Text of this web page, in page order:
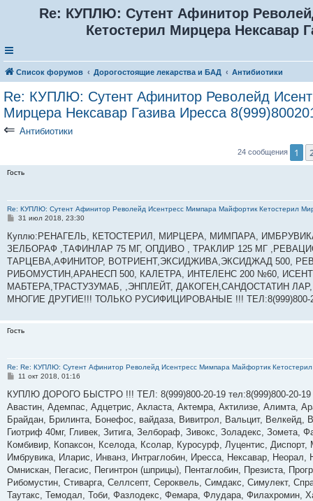
Re: КУПЛЮ: Сутент Афинитор
Кетостерил Мирцера Нексавар
Список форумов Дорогостоящие лекарства и БАД Антибиотики
Re: КУПЛЮ: Сутент Афинитор Револейд
Мирцера Нексавар Газива Иресса
⇐ Антибиотики
24 сообщения 1
Гость
Re: КУПЛЮ: Сутент Афинитор Револейд Исентресс Мимпара Майфортик Кетостерил
С
о
б
щ
е
и
е
31 июл 2018, 23:30
Куплю:РЕНАГЕЛЬ, КЕТОСТЕРИЛ, МИРЦЕРА, МИМПАРА,
ЗЕЛБОРАФ ,ТАФИНЛАР 75 МГ, ОПДИВО , ТРАКЛИР 125 МГ
ТАРЦЕВА,АФИНИТОР, ВОТРИЕНТ,ЭКСИДЖИВА,ЭКСИДЖАД 500,
РИБОМУСТИН,АРАНЕСП 500, КАЛЕТРА, ИНТЕЛЕНС 200 №60,
МАБТЕРА,ТРАСТУЗУМАБ, ,ЭНПЛЕЙТ, ДАКОГЕН,САНДОСТАТИН
МНОГИЕ ДРУГИЕ!!! ТОЛЬКО РУСИФИЦИРОВАНЫЕ !!! ТЕЛ:8(999)800-
Гость
Re: Re: КУПЛЮ: Сутент Афинитор Револейд Исентресс Мимпара Майфортик
С
о
щ
е
и
е
11 окт 2018, 01:16
КУПЛЮ ДОРОГО БЫСТРО !!! ТЕЛ: 8(999)800-20-19 тел:8(999)800-20-19
Авастин, Адемпас, Адцетрис, Акласта, Актемра, Актилизе, Алимта,
Брайдан, Брилинта, Бонефос, вайдаза, Вивитрол, Вальцит, Велкейд,
Гиотриф 40мг, Гливек, Зитига, Зелбораф, Зивокс, Золадекс, Зомета,
Комбивир, Копаксон, Кселода, Ксолар, Куросурф, Луцентис,
Имбрувика, Иларис, Инванз, Интраглобин, Иресса, Нексавар,
Омнискан, Пегасис, Пегинтрон (шприцы), Пентаглобин, Презиста,
Рибомустин, Стиварга, Селлсепт, Сероквель, Симдакс, Симулект,
Таутакс, Темодал, Тоби, Фазлодекс, Фемара, Флудара, Филахромин,